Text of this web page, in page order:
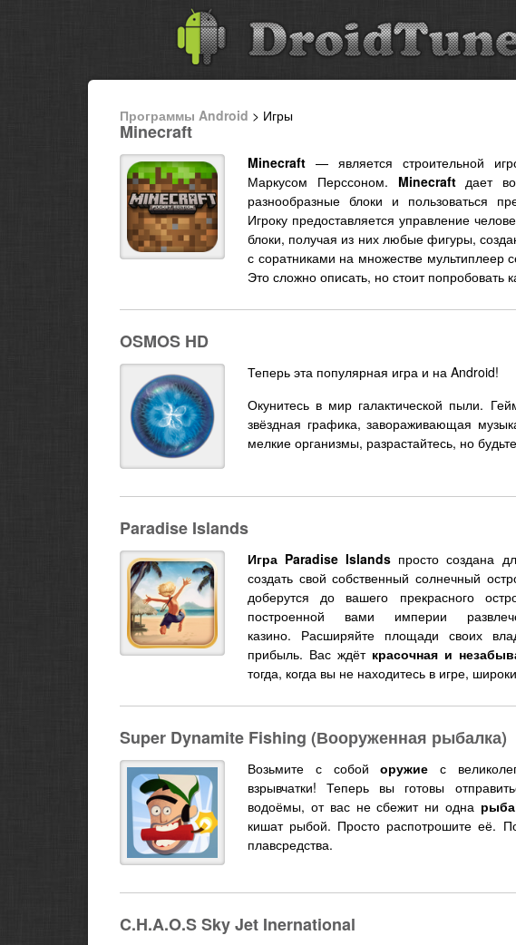
Программы Android > Игры
Minecraft
Minecraft — является строительной
Маркусом Перссоном. Minecraftдает
разнообразные блоки и пользоваться
Игроку предоставляется управление
блоки, получая из них любые фигуры,
с соратниками на множестве мультиплеер
Это сложно описать, но стоит попробовать
OSMOS HD
Теперь эта популярная игра и на Android!
Окунитесь в мир галактической пыли.
звёздная графика, завораживающая
мелкие организмы, разрастайтесь, но
Paradise Islands
Игра Paradise Islands просто создана
создать свой собственный солнечный
доберутся до вашего прекрасного
построенной вами империи
казино. Расширяйте площади своих
прибыль. Вас ждёт красочная и
тогда, когда вы не находитесь в игре,
Super Dynamite Fishing (Вооруженная рыбалка)
Возьмите с собойоружие с
взрывчатки! Теперь вы готовы
водоёмы, от вас не сбежит ни одна рыба
кишат рыбой. Просто распотрошите её.
плавсредства.
C.H.A.O.S Sky Jet Inernational